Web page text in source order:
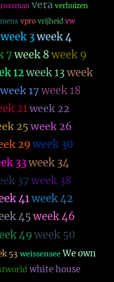
vera verhuizen
vpro vrijheid vw
week 3week 4
7 week 8 week 9
12week 13week
week 17 week 18
21week 22
25 week 26
29 week 30
33week 34
37 week 38
41week 42
45 week 46
49 week 50
53 weissensee We own
white house